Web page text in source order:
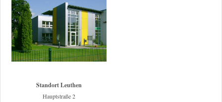
Standort Leuthen
Hauptstraße 2